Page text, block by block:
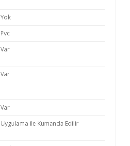
Yok
Pvc
Var
Var
Var
Uygulama ile Kumanda Edilir